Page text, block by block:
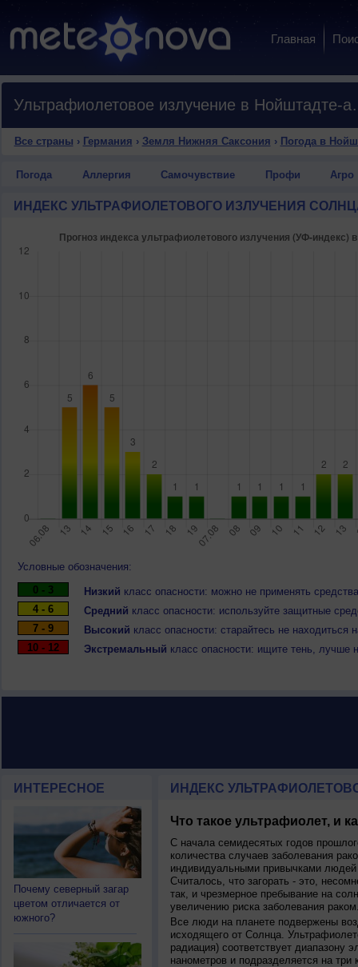
Главная
Все страны › Германия › Земля Нижняя Саксония › Погода в
Погода Аллергия Самочувствие Профи Агро
ИНДЕКС УЛЬТРАФИОЛЕТОВОГО ИЗЛУЧЕНИЯ
Условные обозначения:
0 - 3
Низкий класс опасности: можно не применять
4 - 6
Средний класс опасности: используйте защитные
7 - 9
Высокий класс опасности: старайтесь не
10 - 12
Экстремальный класс опасности: ищите тень, лучше
ИНТЕРЕСНОЕ
Почему северный загар
цветом отличается от
южного?
ИНДЕКС
Что такое ультрафиолет, и
С начала семидесятых годов
количества случаев заболевания
индивидуальными привычками
Считалось, что загорать - это,
так, и чрезмерное пребывание на
увеличению риска заболевания
Все люди на планете подвержены
исходящего от Солнца.
радиация) соответствует диапазону
нанометров и подразделяется на три